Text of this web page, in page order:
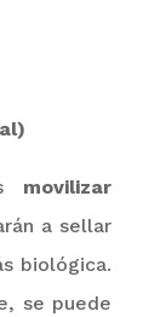
movilizar
a sellar
biológica.
se puede